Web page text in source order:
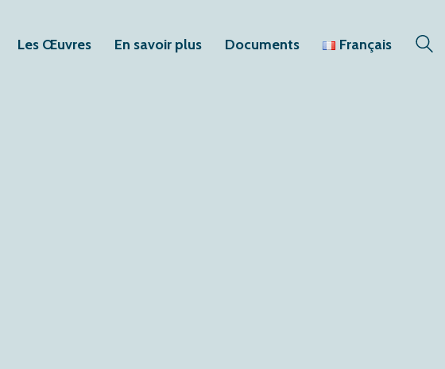
Les Œuvres En savoir plus Documents Français